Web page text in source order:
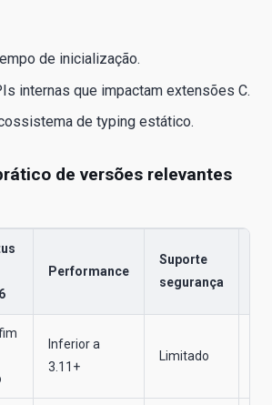
de inicialização.
internas que impactam extensões C.
de typing estático.
de versões relevantes
Performance
Suporte
segurança
Inferior a
3.11+
Limitado